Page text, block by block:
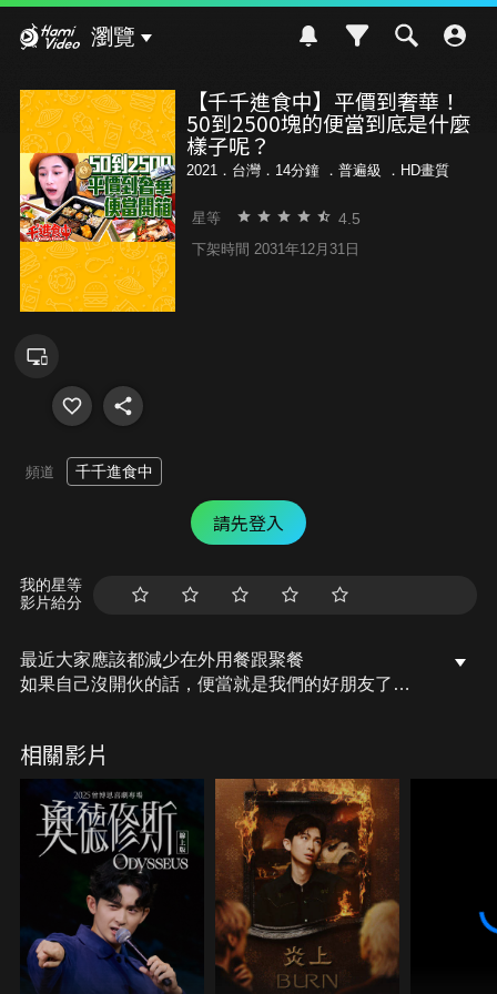
瀏覽
【千千進食中】平價到奢華！
50到2500塊的便當到底是什麼
樣子呢？
2021．台灣．14分鐘 ． 普遍級 ．HD畫質
星等 4.5
下架時間 2031年12月31日
頻道 千千進食中
請先登入
我的星等
影片給分
最近大家應該都減少在外用餐跟聚餐
如果自己沒開伙的話，便當就是我們的好朋友了
從50塊的家庭便當到2500塊的豪華組合
究竟內容物是什麼！！
我身邊其實蠻多人不喜歡吃便當的
因為覺得很冷漠（？ 哈哈哈哈
你們尬意嗎？
相關影片